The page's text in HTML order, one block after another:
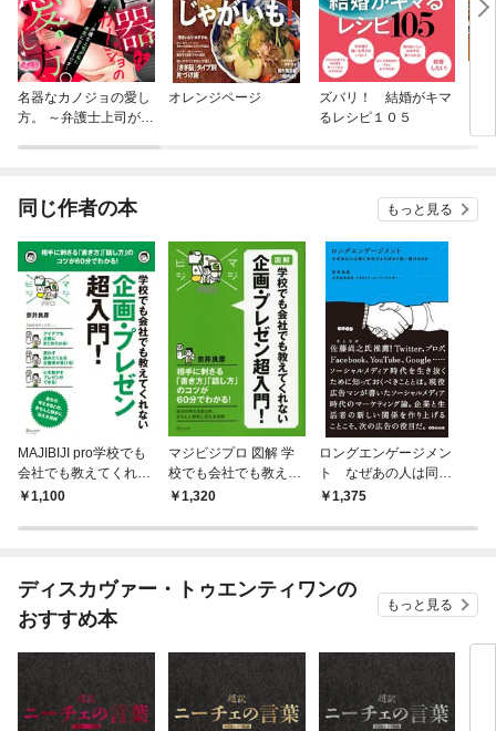
名器なカノジョの愛し
方。 ～弁護士上司が私
オレンジページ
ズバリ！ 結婚がキマ
るレシピ１０５
同じ作者の本 もっと見る
MAJIBIJI pro学校でも
会社でも教えてくれな
い 企画プレゼン超入門
1,100
マジビジプロ 図解 学
校でも会社でも教えて
くれない 企画・プレゼ
1,320
ロングエンゲージメン
ト なぜあの人は同じ
会社のものばかり買い
電子書籍)
1,375
ディスカヴァー・トゥエンティワンの
おすすめ本
もっと見る